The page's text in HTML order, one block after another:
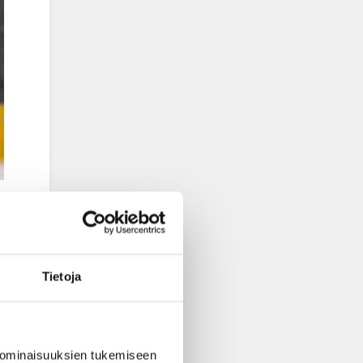
Tietoja
tukemiseen